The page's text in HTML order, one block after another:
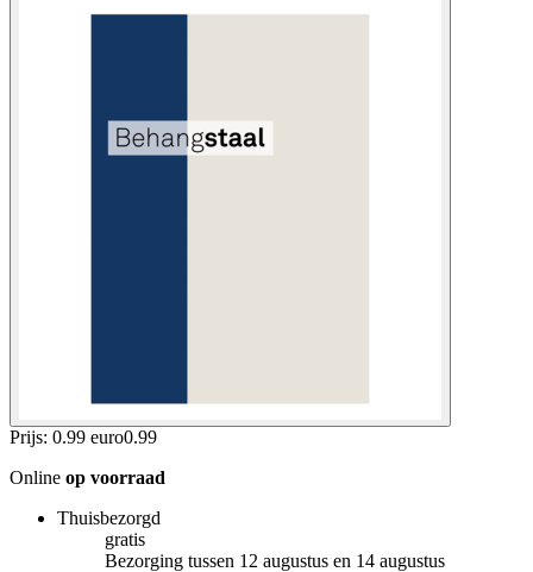
Prijs: 0.99 euro0.99
Online op voorraad
Thuisbezorgd
gratis
Bezorging tussen 12 augustus en 14 augustus